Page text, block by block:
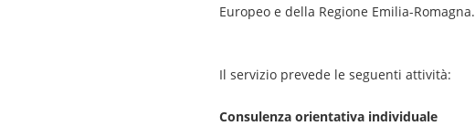
Europeo e della Regione Emilia-Romagna.
Il servizio prevede le seguenti attività:
Consulenza orientativa individuale